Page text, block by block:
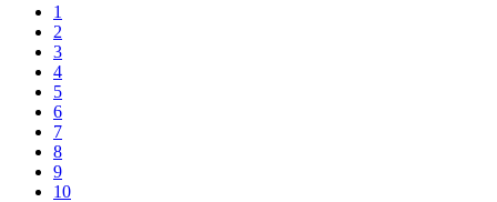
1
2
3
4
5
6
7
8
9
10